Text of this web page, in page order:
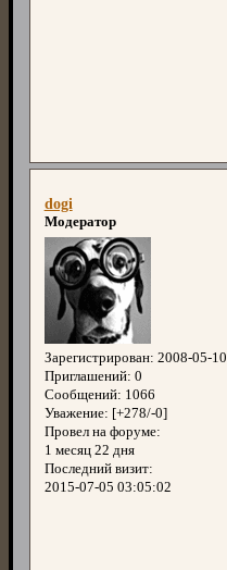
dogi
Модератор
Зарегистрирован: 2008-05-10
Приглашений: 0
Сообщений: 1066
Уважение: [+278/-0]
Провел на форуме:
1 месяц 22 дня
Последний визит:
2015-07-05 03:05:02